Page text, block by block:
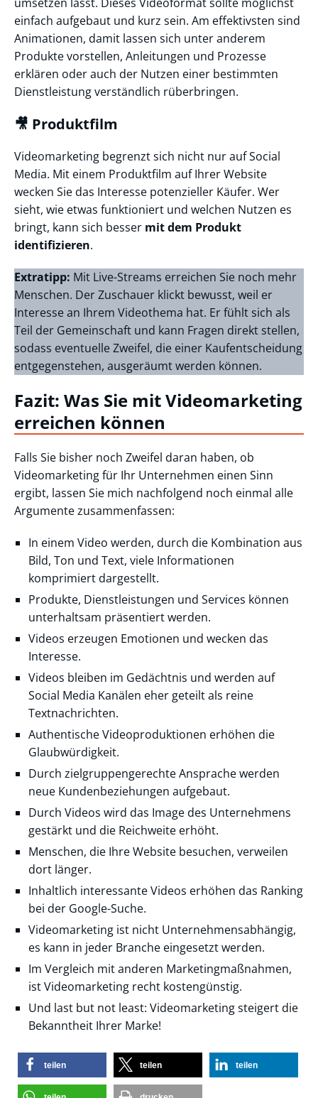
einfach aufgebaut und kurz sein. Am effektivsten sind
Animationen, damit lassen sich unter anderem
Produkte vorstellen, Anleitungen und Prozesse
erklären oder auch der Nutzen einer bestimmten
Dienstleistung verständlich rüberbringen.
🎥 Produktfilm
Videomarketing begrenzt sich nicht nur auf Social
Media. Mit einem Produktfilm auf Ihrer Website
wecken Sie das Interesse potenzieller Käufer. Wer
sieht, wie etwas funktioniert und welchen Nutzen es
bringt, kann sich besser mit dem Produkt
identifizieren.
Extratipp: Mit Live-Streams erreichen Sie noch mehr
Menschen. Der Zuschauer klickt bewusst, weil er
Interesse an Ihrem Videothema hat. Er fühlt sich als
Teil der Gemeinschaft und kann Fragen direkt stellen,
sodass eventuelle Zweifel, die einer Kaufentscheidung
entgegenstehen, ausgeräumt werden können.
Fazit: Was Sie mit Videomarketing
erreichen können
Falls Sie bisher noch Zweifel daran haben, ob
Videomarketing für Ihr Unternehmen einen Sinn
ergibt, lassen Sie mich nachfolgend noch einmal alle
Argumente zusammenfassen:
In einem Video werden, durch die Kombination aus
Bild, Ton und Text, viele Informationen
komprimiert dargestellt.
Produkte, Dienstleistungen und Services können
unterhaltsam präsentiert werden.
Videos erzeugen Emotionen und wecken das
Interesse.
Videos bleiben im Gedächtnis und werden auf
Social Media Kanälen eher geteilt als reine
Textnachrichten.
Authentische Videoproduktionen erhöhen die
Glaubwürdigkeit.
Durch zielgruppengerechte Ansprache werden
neue Kundenbeziehungen aufgebaut.
Durch Videos wird das Image des Unternehmens
gestärkt und die Reichweite erhöht.
Menschen, die Ihre Website besuchen, verweilen
dort länger.
Inhaltlich interessante Videos erhöhen das Ranking
bei der Google-Suche.
Videomarketing ist nicht Unternehmensabhängig,
es kann in jeder Branche eingesetzt werden.
Im Vergleich mit anderen Marketingmaßnahmen,
ist Videomarketing recht kostengünstig.
Und last but not least: Videomarketing steigert die
Bekanntheit Ihrer Marke!
teilen teilen teilen